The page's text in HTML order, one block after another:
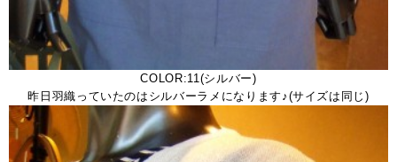
COLOR:11(シルバー)
昨日羽織っていたのはシルバーラメになります♪(サイズは同じ)